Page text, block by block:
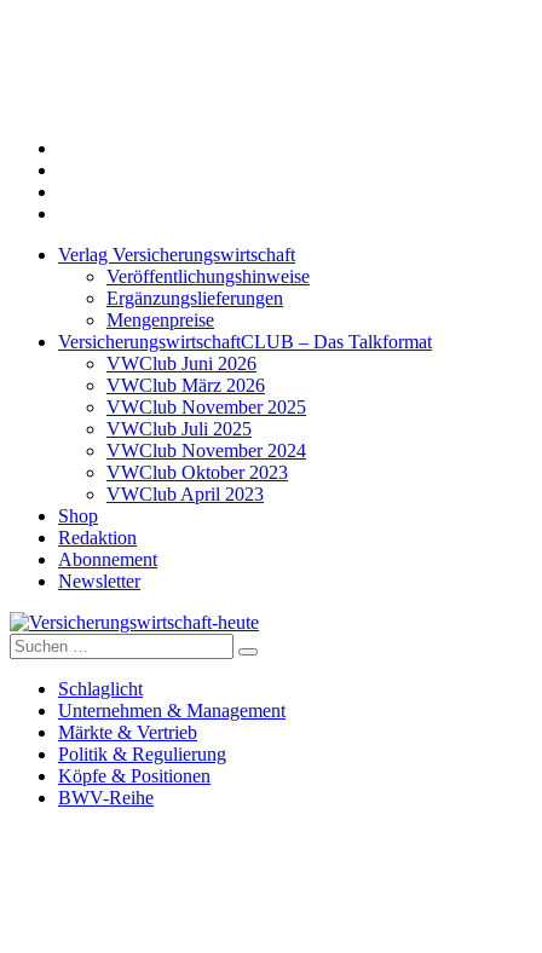
Verlag Versicherungswirtschaft
Veröffentlichungshinweise
Ergänzungslieferungen
Mengenpreise
VersicherungswirtschaftCLUB – Das Talkformat
VWClub Juni 2026
VWClub März 2026
VWClub November 2025
VWClub Juli 2025
VWClub November 2024
VWClub Oktober 2023
VWClub April 2023
Shop
Redaktion
Abonnement
Newsletter
Versicherungswirtschaft-heute
Suche
nach:
Schlaglicht
Unternehmen & Management
Märkte & Vertrieb
Politik & Regulierung
Köpfe & Positionen
BWV-Reihe